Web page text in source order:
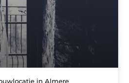
in Almere